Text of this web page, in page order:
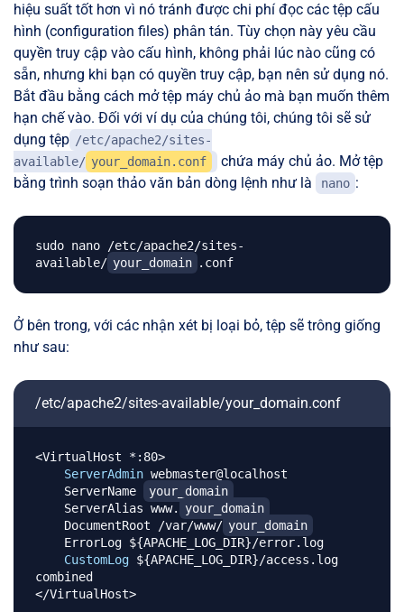
hiệu suất tốt hơn vì nó tránh được chi phí đọc các tệp cấu
hình (configuration files) phân tán. Tùy chọn này yêu cầu
quyền truy cập vào cấu hình, không phải lúc nào cũng có
sẵn, nhưng khi bạn có quyền truy cập, bạn nên sử dụng nó.
Bắt đầu bằng cách mở tệp máy chủ ảo mà bạn muốn thêm
hạn chế vào. Đối với ví dụ của chúng tôi, chúng tôi sẽ sử
dụng tệp /etc/apache2/sites-
available/ your_domain.conf
chứa máy chủ ảo. Mở tệp
bằng trình soạn thảo văn bản dòng lệnh như là
nano :
sudo nano /etc/apache2/sites-
available/ your_domain
Ở bên trong, với các nhận xét bị loại bỏ, tệp sẽ trông giống
như sau:
/etc/apache2/sites-available/your_domain.conf
<VirtualHost *:80>
ServerAdmin webmaster@localhost
    ServerName
your_domain
    ServerAlias www.
your_domain
    DocumentRoot /var/www/
your_domain
    ErrorLog $
{APACHE_LOG_DIR}/error.log
CustomLog ${APACHE_LOG_DIR}/access.log
combined